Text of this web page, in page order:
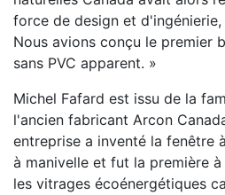
force de design et
Nous avions conçu le premier
sans PVC apparent. »
Michel Fafard est issu de la
l'ancien fabricant Arcon
entreprise a inventé la fenêtre
à manivelle et fut la première
les vitrages écoénergétiques